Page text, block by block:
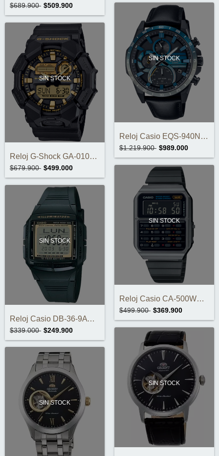
$689.900 $509.900
SIN STOCK
Reloj G-Shock GA-010GB-1A9DR
$679.900 $499.000
SIN STOCK
Reloj Casio EQS-940NL-1AVUDF
$1.219.900 $989.000
SIN STOCK
Reloj Casio DB-36-9AVDF
$339.000 $249.900
SIN STOCK
Reloj Casio CA-500WEGG-1BDF
$499.900 $369.900
SIN STOCK
SIN STOCK